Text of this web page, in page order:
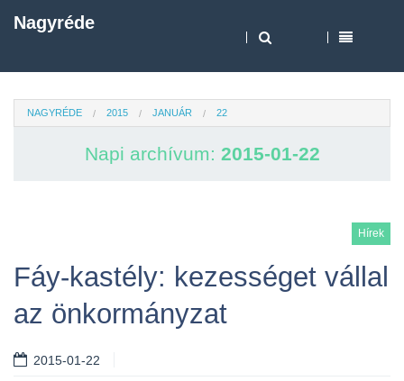
Nagyréde
NAGYRÉDE 2015 JANUÁR 22
Napi archívum: 2015-01-22
Hírek
Fáy-kastély: kezességet vállal
az önkormányzat
2015-01-22